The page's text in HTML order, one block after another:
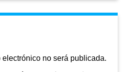
no será publicada.